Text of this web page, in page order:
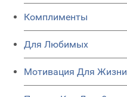
Комплименты
Для Любимых
Мотивация Для Жизни